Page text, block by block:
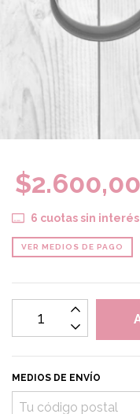
$2.600,00
6 cuotas sin interés
VER MEDIOS DE PAGO
MEDIOS DE ENVÍO